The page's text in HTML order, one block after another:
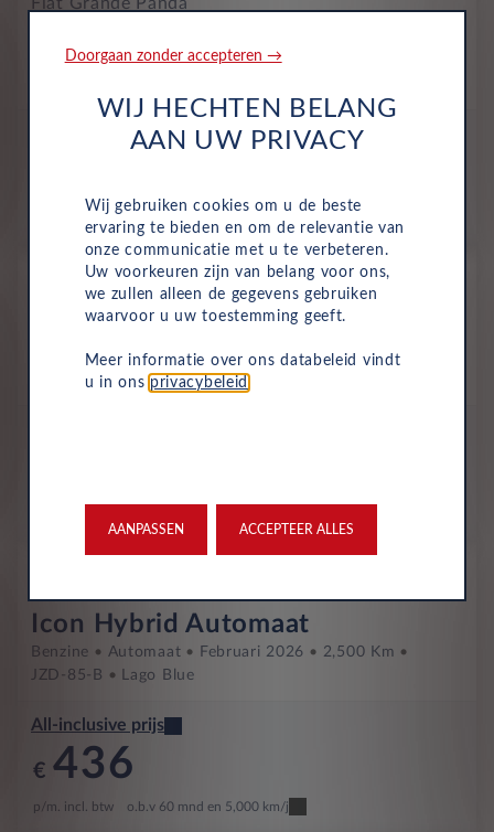
Volledig Elektrisch Automaat Juli 2025
All-inclusive prijs
p/m. incl. btw o.b.v 60 mnd en 5,000 km/j
Occasion
Fiat Grande Panda
(red) EV 44kWh 113 AC 11kW
Volledig Elektrisch Automaat
November 2025
3,085 Km
JPD-03-J Passione Red
Icon Hybrid Automaat
Benzine Automaat Februari 2026
2,500 Km
JZD-85-B
Lago Blue
All-inclusive prijs
€ 436
p/m. incl. btw o.b.v 60 mnd en 5,000 km/j
Doorgaan zonder accepteren →
WIJ HECHTEN BELANG
AAN UW PRIVACY
Wij gebruiken cookies om u de beste
ervaring te bieden en om de relevantie van
onze communicatie met u te verbeteren.
Uw voorkeuren zijn van belang voor ons,
we zullen alleen de gegevens gebruiken
waarvoor u uw toestemming geeft.
Meer informatie over ons databeleid vindt
u in ons privacybeleid
AANPASSEN ACCEPTEER ALLES